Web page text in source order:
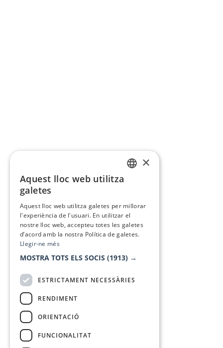
×
Aquest lloc web utilitza
galetes
Aquest lloc web utilitza galetes per millorar
l'experiència de l'usuari. En utilitzar el
nostre lloc web, accepteu totes les galetes
d’acord amb la nostra Política de galetes.
Llegir-ne més
MOSTRA TOTS ELS SOCIS (1913) →
ESTRICTAMENT NECESSÀRIES
RENDIMENT
ORIENTACIÓ
FUNCIONALITAT